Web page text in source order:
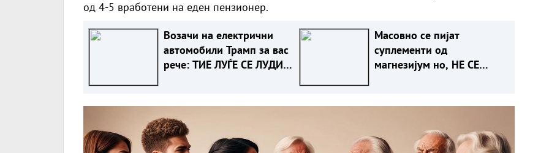
од 4-5 вработени на еден пензионер.
Возачи на електрични
автомобили Трамп за вас
рече: ТИЕ ЛУЃЕ СЕ ЛУДИ!
Масовно се пијат
суплементи од
магнезијум но, НЕ СЕ